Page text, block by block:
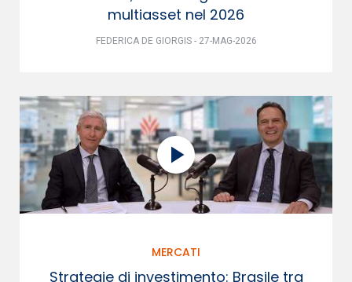
multiasset nel 2026
FEDERICA DE GIORGIS - 27-MAG-2026
MERCATI
Strategie di investimento: Brasile tra